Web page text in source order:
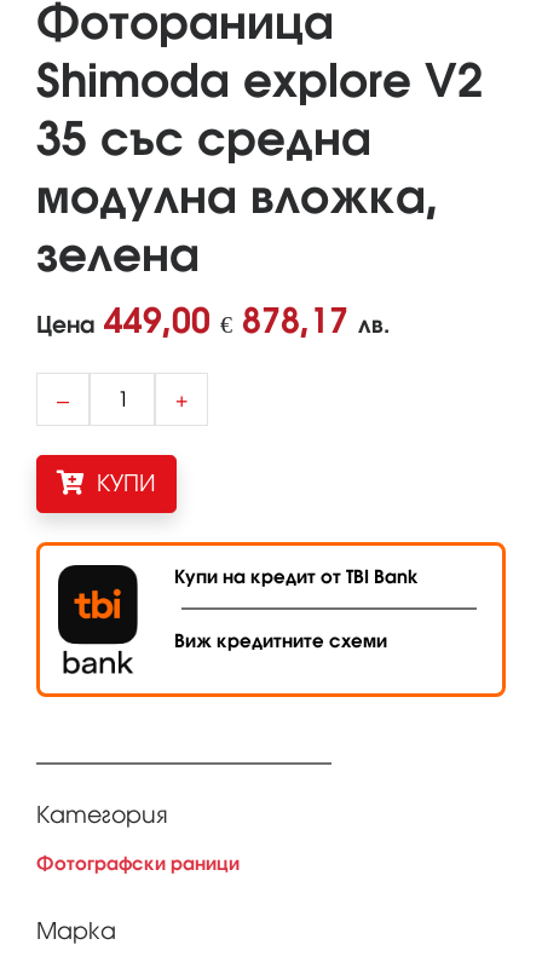
Фотораница
Shimoda explore V2
35 със средна
модулна вложка,
зелена
Цена 449,00 € 878,17 лв.
– +
КУПИ
Купи на кредит от TBI Bank
Виж кредитните схеми
Категория
Фотографски раници
Марка